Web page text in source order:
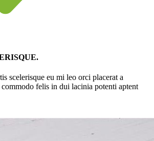
scelerisque eu mi leo orci placerat a
felis in dui lacinia potenti aptent